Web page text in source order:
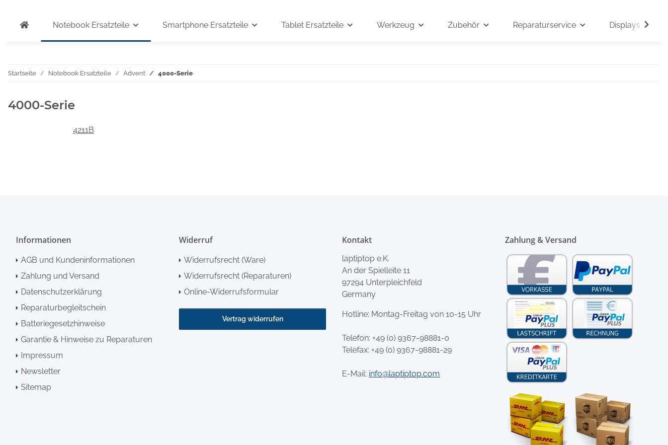
Notebook Ersatzteile Smartphone Ersatzteile Tablet Ersatzteile Werkzeug Zubehör Reparaturservice Displays auf
Startseite Notebook Ersatzteile Advent 4000-Serie
4000-Serie
4211B
Informationen
AGB und Kundeninformationen
Zahlung und Versand
Datenschutzerklärung
Reparaturbegleitschein
Batteriegesetzhinweise
Garantie & Hinweise zu Reparaturen
Impressum
Newsletter
Sitemap
Widerruf
Widerrufsrecht (Ware)
Widerrufsrecht (Reparaturen)
Online-Widerrufsformular
Vertrag widerrufen
Kontakt
laptiptop e.K.
An der Spielleite 11
97294 Unterpleichfeld
Germany
Hotline: Montag-Freitag von 10-15 Uhr
Telefon: +49 (0) 9367-98881-0
Telefax: +49 (0) 9367-98881-29
E-Mail: info@laptiptop.com
Zahlung & Versand